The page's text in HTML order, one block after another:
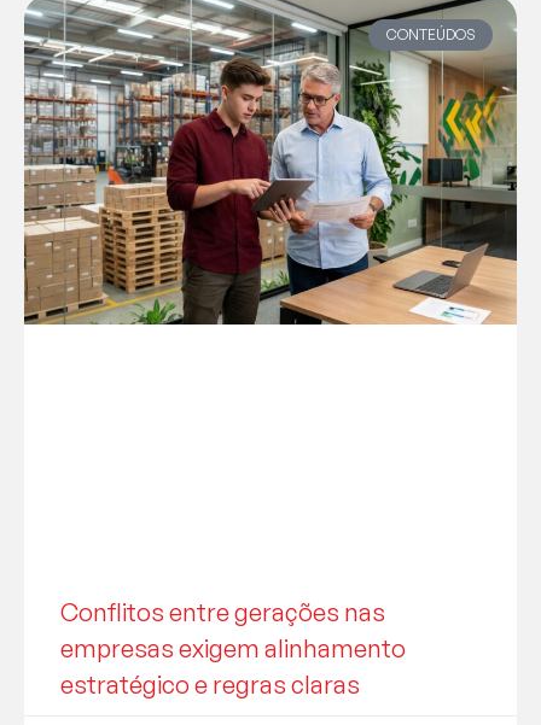
CONTEÚDOS
Conflitos entre gerações nas
empresas exigem alinhamento
estratégico e regras claras